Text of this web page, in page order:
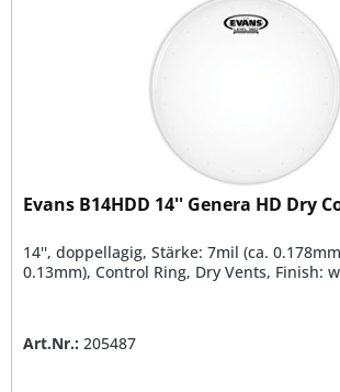
Evans B14HDD 14'' Genera HD Dry
14'', doppellagig, Stärke: 7mil (ca.
0.13mm), Control Ring, Dry Vents, Finish:
Art.Nr.: 205487